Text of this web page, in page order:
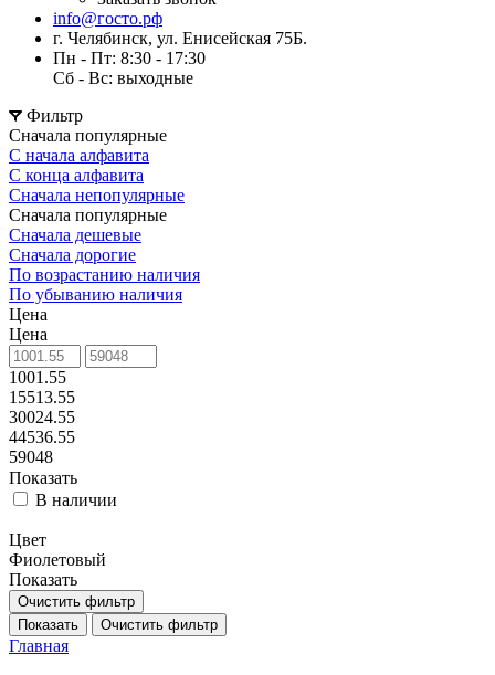
info@госто.рф
г. Челябинск, ул. Енисейская 75Б.
Пн - Пт: 8:30 - 17:30
Сб - Вс: выходные
Фильтр
Сначала популярные
С начала алфавита
С конца алфавита
Сначала непопулярные
Сначала популярные
Сначала дешевые
Сначала дорогие
По возрастанию наличия
По убыванию наличия
Цена
Цена
1001.55
15513.55
30024.55
44536.55
59048
Показать
В наличии
Цвет
Фиолетовый
Показать
Очистить фильтр
Показать
Очистить фильтр
Главная